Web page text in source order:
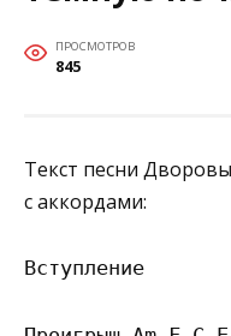
ПРОСМОТРОВ
845
Текст песни
с аккордами:
Вступление